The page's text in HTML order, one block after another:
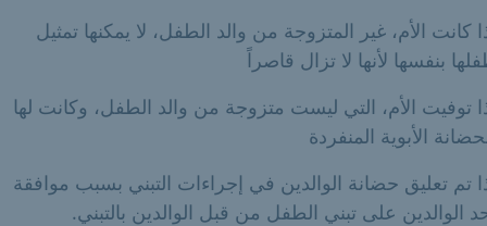
كانت الأم، غير المتزوجة من والد الطفل، لا يمكنها تمثيل
بنفسها لأنها لا تزال قاصراً
توفيت الأم، التي ليست متزوجة من والد الطفل، وكانت لها
الأبوية المنفردة
تم تعليق حضانة الوالدين في إجراءات التبني بسبب موافقة
الوالدين على تبني الطفل من قبل الوالدين بالتبني.